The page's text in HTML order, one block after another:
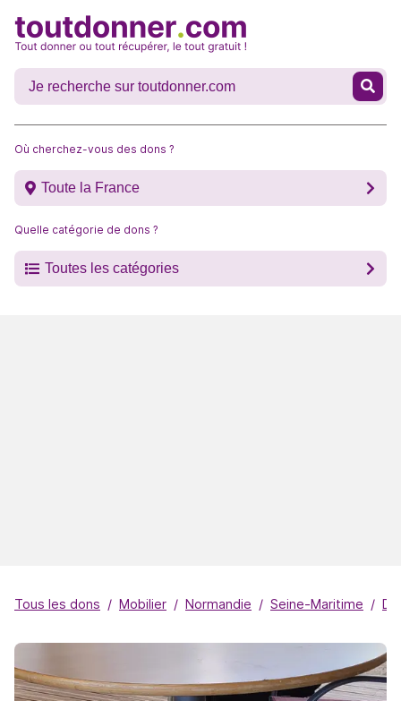
Où cherchez-vous des dons ?
Toute la France
Quelle catégorie de dons ?
Toutes les catégories
Tous les dons Mobilier Normandie Seine-Maritime